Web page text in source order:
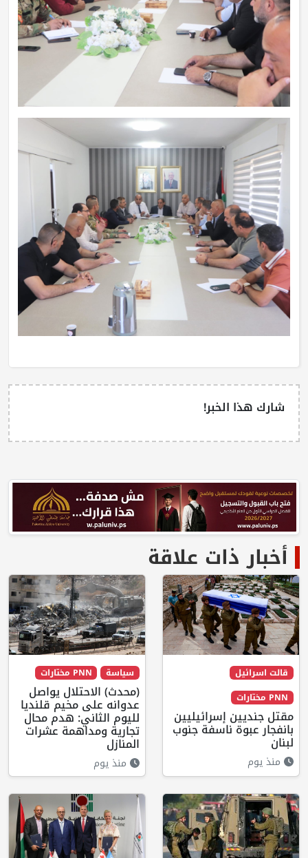
شارك هذا الخبر!
أخبار ذات علاقة
قالت اسرائيل
PNN مختارات
مقتل جنديين إسرائيليين
بانفجار عبوة ناسفة جنوب
لبنان
منذ يوم
سياسة PNN مختارات
(محدث) الاحتلال يواصل
عدوانه على مخيم قلنديا
لليوم الثاني: هدم محال
تجارية ومداهمة عشرات
المنازل
منذ يوم